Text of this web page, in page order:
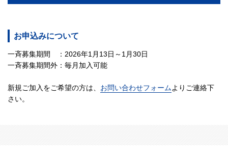
お申込みについて
一斉募集期間 ：2026年1月13日～1月30日
一斉募集期間外：毎月加入可能
新規ご加入をご希望の方は、 お問い合わせフォームよりご連絡下
さい。